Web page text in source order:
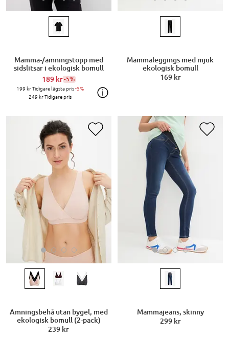
Mamma-/amningstopp med
sidslitsar i ekologisk bomull
189 kr-5%
199 krTidigare lägsta pris-5%
249 krTidigare pris
Mammaleggings med mjuk
ekologisk bomull
169 kr
Amningsbehå utan bygel, med
ekologisk bomull (2-pack)
239 kr
Mammajeans, skinny
299 kr